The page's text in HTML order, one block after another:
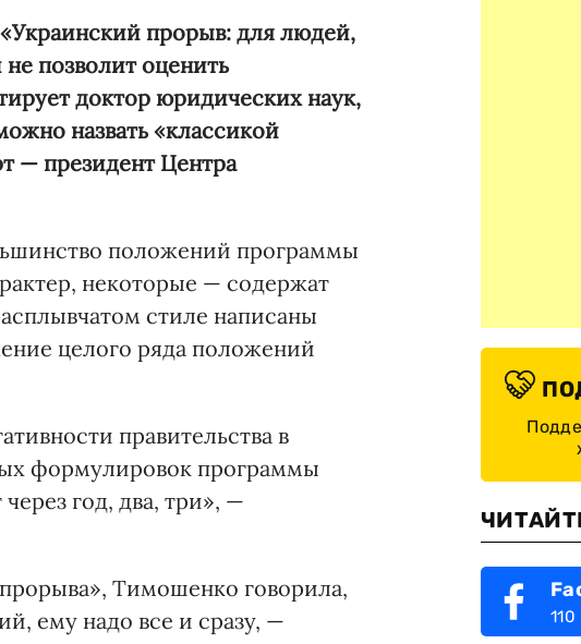
прорыв: для людей,
позволит оценить
доктор юридических наук,
назвать «классикой
— президент Центра
положений программы
некоторые — содержат
стиле написаны
целого ряда положений
правительства в
формулировок программы
год, два, три», —
Тимошенко говорила,
ему надо все и сразу, —